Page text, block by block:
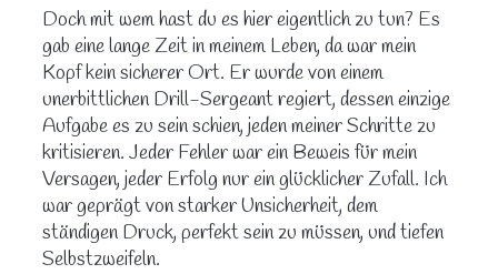
Doch mit wem hast du es hier eigentlich zu tun? Es
gab eine lange Zeit in meinem Leben, da war mein
Kopf kein sicherer Ort. Er wurde von einem
unerbittlichen Drill-Sergeant regiert, dessen einzige
Aufgabe es zu sein schien, jeden meiner Schritte zu
kritisieren. Jeder Fehler war ein Beweis für mein
Versagen, jeder Erfolg nur ein glücklicher Zufall. Ich
war geprägt von starker Unsicherheit, dem
ständigen Druck, perfekt sein zu müssen, und tiefen
Selbstzweifeln.